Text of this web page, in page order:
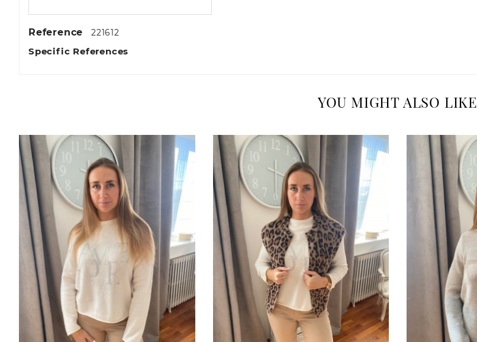
Reference 221612
Specific References
YOU MIGHT ALSO LIKE